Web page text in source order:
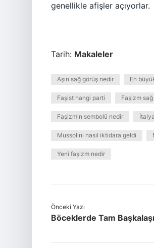
genellikle afişler açıyorlar.
Tarih: Makaleler
Aşırı sağ görüş nedir En
Faşist hangi parti Faşizm sağ
Faşizmin sembolü nedir
Mussolini nasıl iktidara geldi
Yeni faşizm nedir
Önceki Yazı
Böceklerde Tam